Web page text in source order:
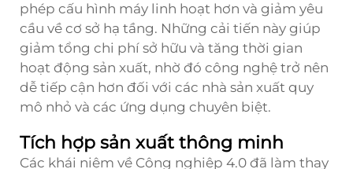
phép cấu hình máy linh hoạt hơn và giảm yêu
cầu về cơ sở hạ tầng. Những cải tiến này giúp
giảm tổng chi phí sở hữu và tăng thời gian
hoạt động sản xuất, nhờ đó công nghệ trở nên
dễ tiếp cận hơn đối với các nhà sản xuất quy
mô nhỏ và các ứng dụng chuyên biệt.
Tích hợp sản xuất thông minh
Các khái niệm về Công nghiệp 4.0 đã làm thay